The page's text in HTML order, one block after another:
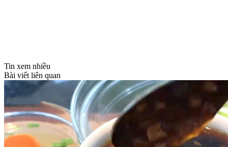
Tin xem nhiều
Bài viết liên quan